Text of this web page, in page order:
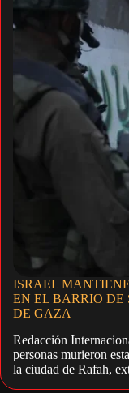
ISRAEL
EN EL BARRIO
DE GAZA
Redacción
personas murieron
la ciudad de Rafah,